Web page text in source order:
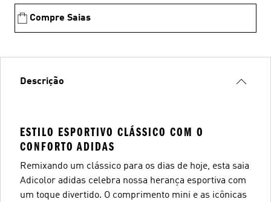
Compre Saias
Descrição
ESTILO ESPORTIVO CLÁSSICO COM O
CONFORTO ADIDAS
Remixando um clássico para os dias de hoje, esta saia
Adicolor adidas celebra nossa herança esportiva com
um toque divertido. O comprimento mini e as icônicas